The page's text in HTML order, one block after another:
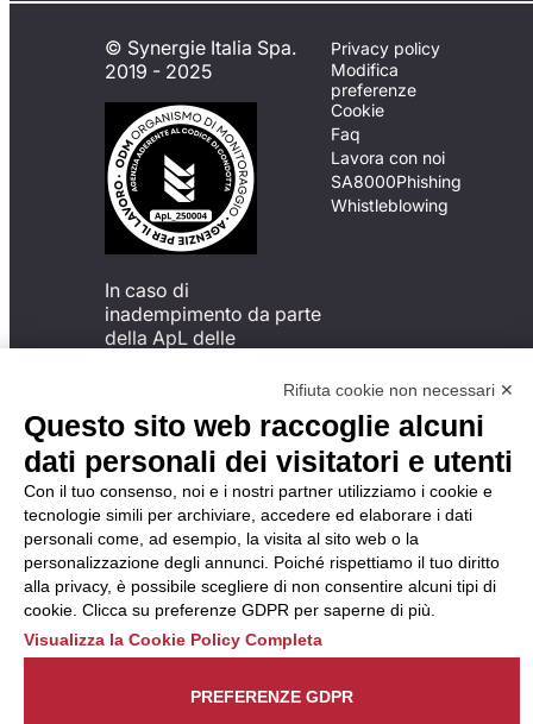
© Synergie Italia Spa.
2019 - 2025
In caso di
inadempimento da parte
della ApL delle
del Codice di Condotta, è
possibile presentare un
reclamo
all’Organismo di
Monitoraggio utilizzando
una delle modalità
descritte al seguente
indirizzo web
https://odm-
agenzielavoro.it/reclami/ .
Privacy policy
Modifica
preferenze
Cookie
Faq
Lavora con noi
SA8000Phishing
Whistleblowing
Rifiuta cookie non necessari ✕
Questo sito web raccoglie alcuni
dati personali dei visitatori e utenti
Con il tuo consenso, noi e i nostri partner utilizziamo i cookie e
tecnologie simili per archiviare, accedere ed elaborare i dati
personali come, ad esempio, la visita al sito web o la
personalizzazione degli annunci. Poiché rispettiamo il tuo diritto
alla privacy, è possibile scegliere di non consentire alcuni tipi di
cookie. Clicca su preferenze GDPR per saperne di più.
Visualizza la Cookie Policy Completa
PREFERENZE GDPR